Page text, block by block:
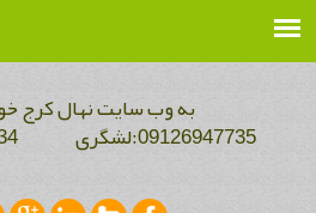
به وب سایت نهال کرج